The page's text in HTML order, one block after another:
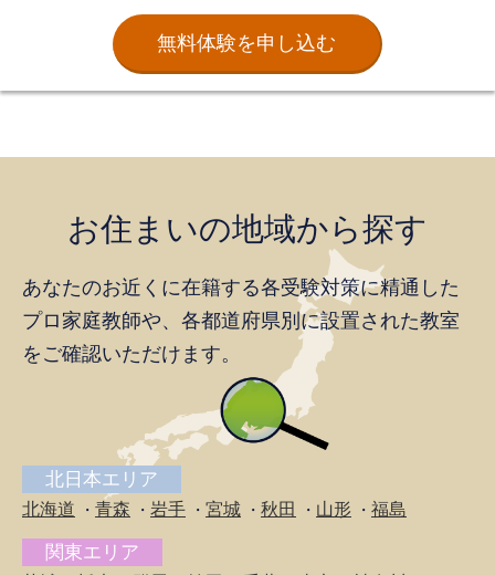
無料体験を申し込む
お住まいの地域から探す
あなたのお近くに在籍する各受験対策に精通した
プロ家庭教師や、 各都道府県別に設置された教室
をご確認いただけます。
北日本エリア
北海道 ・ 青森 ・ 岩手 ・ 宮城 ・ 秋田 ・ 山形 ・ 福島
関東エリア